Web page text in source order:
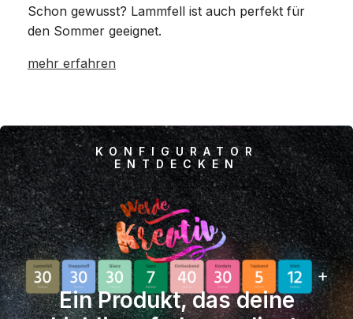
Schon gewusst? Lammfell ist auch perfekt für
den Sommer geeignet.
mehr erfahren
KONFIGURATOR
ENTDECKEN
Ein Produkt, das deine